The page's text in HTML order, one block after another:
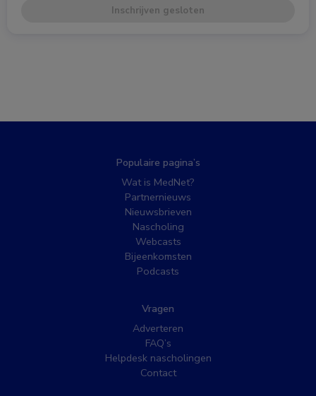
Inschrijven gesloten
Populaire pagina’s
Wat is MedNet?
Partnernieuws
Nieuwsbrieven
Nascholing
Webcasts
Bijeenkomsten
Podcasts
Vragen
Adverteren
FAQ’s
Helpdesk nascholingen
Contact